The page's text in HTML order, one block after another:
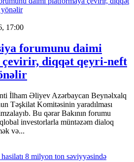
17:00
forumunu daimi
diqqət qeyri-neft
İlham Əliyev Azərbaycan Beynəlxalq
Təşkilat Komitəsinin yaradılması
Bu qərar Bakının forumu
investorlarla müntəzəm dialoq
və...